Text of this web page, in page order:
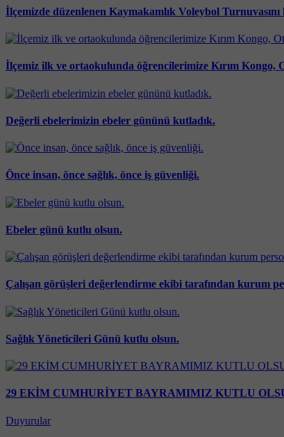
İlçemizde düzenlenen Kaymakamlık Voleybol
İlçemiz ilk ve ortaokulunda öğrencilerimize Kırım Kongo,
Değerli ebelerimizin ebeler gününü kutladık.
Önce insan, önce sağlık, önce iş güvenliği.
Ebeler günü kutlu olsun.
Çalışan görüşleri değerlendirme ekibi tarafından kurum
Sağlık Yöneticileri Günü kutlu olsun.
29 EKİM CUMHURİYET BAYRAMIMIZ KUTLU
Duyurular